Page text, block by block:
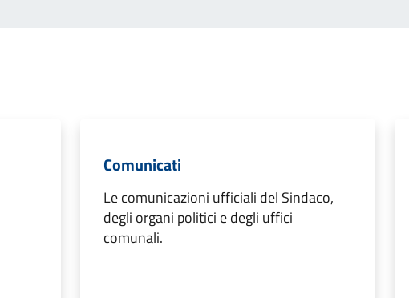
Comunicati
Le comunicazioni ufficiali del Sindaco,
degli organi politici e degli uffici
comunali.